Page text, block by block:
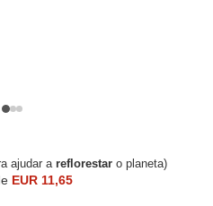
ajudar a reflorestar o planeta)
EUR 11,65